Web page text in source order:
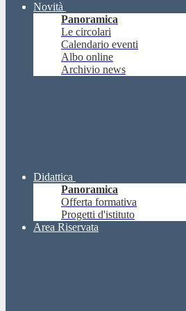
Novità
Panoramica
Le circolari
Calendario eventi
Albo online
Archivio news
Didattica
Panoramica
Offerta formativa
Progetti d'istituto
Area Riservata